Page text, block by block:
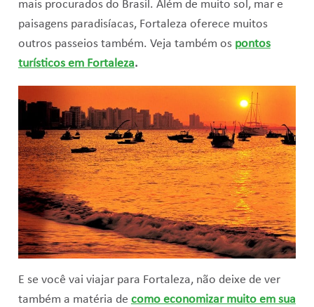
mais procurados do Brasil. Além de muito sol, mar e
paisagens paradisíacas, Fortaleza oferece muitos
outros passeios também. Veja também os pontos
turísticos em Fortaleza.
E se você vai viajar para Fortaleza, não deixe de ver
também a matéria de como economizar muito em sua